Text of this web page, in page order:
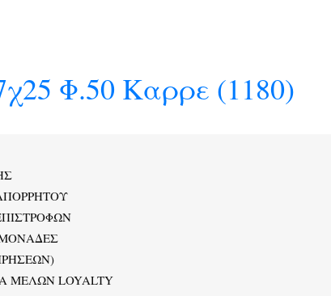
Φ.50 Καρρε (1180)
ΜΕΛΩΝ LOYALTY